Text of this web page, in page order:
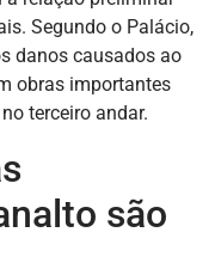
Segundo o Palácio,
danos causados ao
obras importantes
terceiro andar.
são